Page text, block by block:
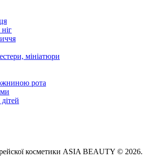
мініатюри
рота
косметики ASIA BEAUTY © 2026.